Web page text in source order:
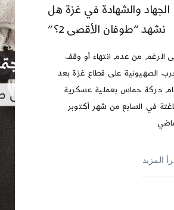
الجهاد والشهادة في غزة هل
نشهد “طوفان الأقصى 2؟”
الرغم من عدم انتهاء أو وقف
الصهيونية على قطاع غزة بعد
حركة حماس بعملية عسكرية
في السابع من شهر أكتوبر
المزيد